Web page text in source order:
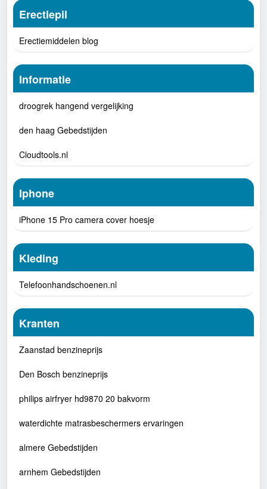
Erectiepil
Erectiemiddelen blog
Informatie
droogrek hangend vergelijking
den haag Gebedstijden
Cloudtools.nl
Iphone
iPhone 15 Pro camera cover hoesje
Kleding
Telefoonhandschoenen.nl
Kranten
Zaanstad benzineprijs
Den Bosch benzineprijs
philips airfryer hd9870 20 bakvorm
waterdichte matrasbeschermers ervaringen
almere Gebedstijden
arnhem Gebedstijden